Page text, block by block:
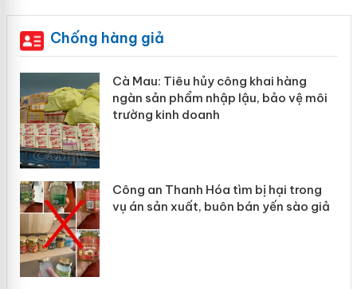
Chống hàng giả
Cà Mau: Tiêu hủy công khai hàng
ngàn sản phẩm nhập lậu, bảo vệ môi
trường kinh doanh
Công an Thanh Hóa tìm bị hại trong
vụ án sản xuất, buôn bán yến sào giả